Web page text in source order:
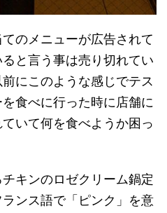
のメニューが広告されて
と言う事は売り切れてい
にこのような感じでテス
食べに行った時に店舗に
いて何を食べようか困っ
キンのロゼクリーム鍋定
ンス語で「ピンク」を意